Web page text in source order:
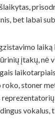
bet labai
įtakų, nė
stoner
vokalus,